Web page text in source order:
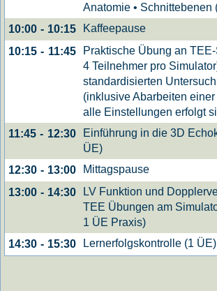
Anatomie • Schnittebenen
10:00 - 10:15
Kaffeepause
10:15 - 11:45
Praktische Übung an
4 Teilnehmer pro
standardisierten
(inklusive Abarbeiten
alle Einstellungen erfolgt
11:45 - 12:30
Einführung in die 3D
ÜE)
12:30 - 13:00
Mittagspause
13:00 - 14:30
LV Funktion und
TEE Übungen am
1 ÜE Praxis)
14:30 - 15:30 Lernerfolgskontrolle (1 ÜE)